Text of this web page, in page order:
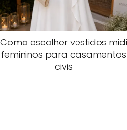
Como escolher vestidos midi
femininos para casamentos
civis